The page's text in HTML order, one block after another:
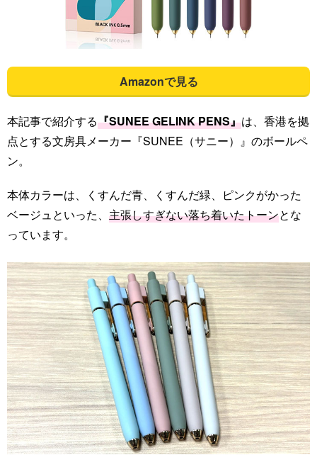
Amazonで見る
本記事で紹介する『SUNEE GELINK PENS』は、香港を拠
点とする文房具メーカー『SUNEE（サニー）』のボールペ
ン。
本体カラーは、くすんだ青、くすんだ緑、ピンクがかった
ベージュといった、 主張しすぎない落ち着いたトーンとな
っています。